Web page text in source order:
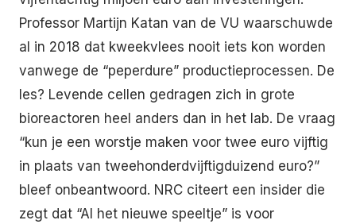
Professor Martijn Katan van de VU waarschuwde
al in 2018 dat kweekvlees nooit iets kon worden
vanwege de “peperdure” productieprocessen. De
les? Levende cellen gedragen zich in grote
bioreactoren heel anders dan in het lab. De vraag
“kun je een worstje maken voor twee euro vijftig
in plaats van tweehonderdvijftigduizend euro?”
bleef onbeantwoord. NRC citeert een insider die
zegt dat “AI het nieuwe speeltje” is voor